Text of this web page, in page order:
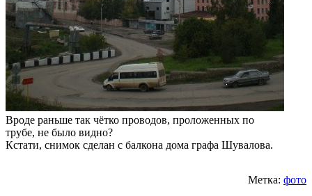
Вроде раньше так чётко проводов, проложенных по
трубе, не было видно?
Кстати, снимок сделан с балкона дома графа Шувалова.
Метка: фото